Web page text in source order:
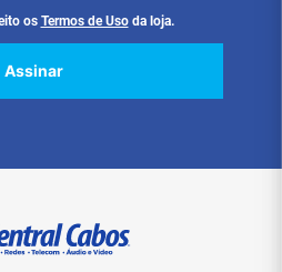
os Termos de Uso da loja.
Assinar